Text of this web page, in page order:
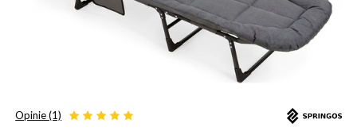
Opinie (1)